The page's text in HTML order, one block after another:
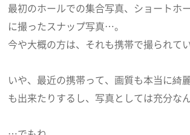
最初のホールでの集合写真、ショートホ
に撮ったスナップ写真…。
今や大概の方は、それも携帯で撮られて
いや、最近の携帯って、画質も本当に綺
も出来たりするし、写真としては充分な